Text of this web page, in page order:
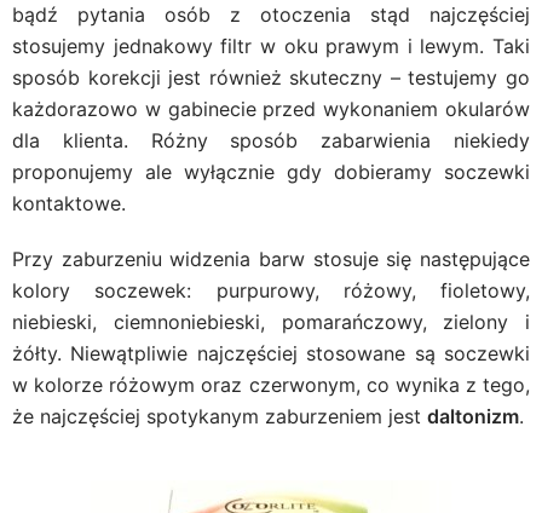
bądź pytania osób z otoczenia stąd najczęściej
stosujemy jednakowy filtr w oku prawym i lewym. Taki
sposób korekcji jest również skuteczny – testujemy go
każdorazowo w gabinecie przed wykonaniem okularów
dla klienta. Różny sposób zabarwienia niekiedy
proponujemy ale wyłącznie gdy dobieramy soczewki
kontaktowe.
Przy zaburzeniu widzenia barw stosuje się następujące
kolory soczewek: purpurowy, różowy, fioletowy,
niebieski, ciemnoniebieski, pomarańczowy, zielony i
żółty. Niewątpliwie najczęściej stosowane są soczewki
w kolorze różowym oraz czerwonym, co wynika z tego,
że najczęściej spotykanym zaburzeniem jest daltonizm.